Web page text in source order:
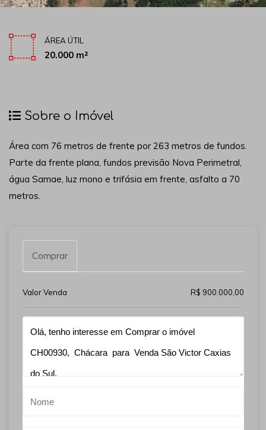
ÁREA ÚTIL
20.000 m²
Sobre o Imóvel
Área com 76 metros de frente por 263 metros de fundos.
Parte da frente plana, fundos previsão Nova Perimetral,
água Samae, luz mono e trifásia em frente, asfalto a 70
metros.
Comprar
Valor Venda R$ 900.000,00